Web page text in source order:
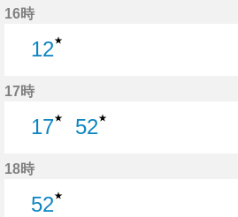
16時
12★
17時
17★
52★
18時
52★